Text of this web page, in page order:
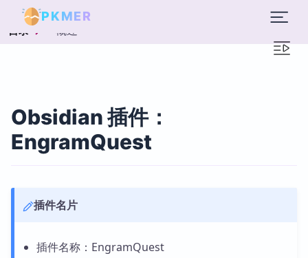
PKMER
目录 概述
Obsidian 插件：
EngramQuest
插件名片
插件名称：EngramQuest